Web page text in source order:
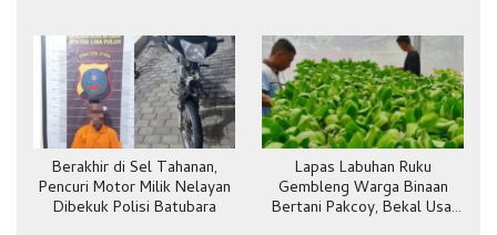
Berakhir di Sel Tahanan,
Pencuri Motor Milik Nelayan
Dibekuk Polisi Batubara
Lapas Labuhan Ruku
Gembleng Warga Binaan
Bertani Pakcoy, Bekal Usai